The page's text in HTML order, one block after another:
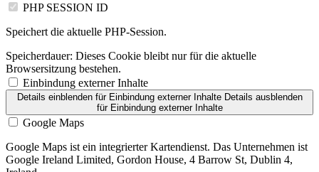
PHP SESSION ID
Speichert die aktuelle PHP-Session.
Speicherdauer: Dieses Cookie bleibt nur für die aktuelle
Browsersitzung bestehen.
Einbindung externer Inhalte
Details einblendenfür Einbindung externer Inhalte Details ausblenden
für Einbindung externer Inhalte
Google Maps
Google Maps ist ein integrierter Kartendienst. Das Unternehmen ist
Google Ireland Limited, Gordon House, 4 Barrow St, Dublin 4,